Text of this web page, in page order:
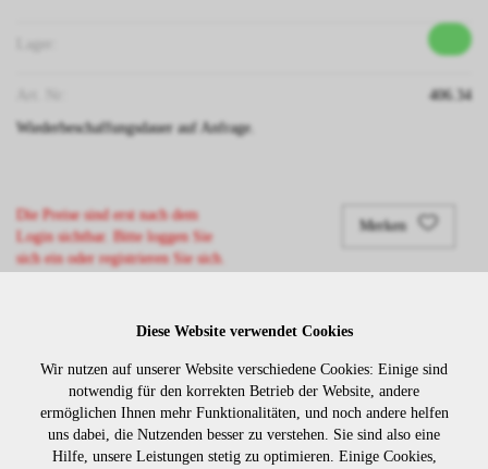
406.34
Wiederbeschaffungsdauer auf Anfrage.
Die Preise sind erst nach dem
Login sichtbar. Bitte loggen Sie
sich ein oder registrieren Sie sich.
Merken
BESCHREIBUNG
Majirel 6.34 Dunkelblond Gold Kupfer
Majirel ist eine hochwertige oxidative Haarfarbe von L'Oréal
Diese Website verwendet Cookies
Wir nutzen auf unserer Website verschiedene Cookies: Einige sind
notwendig für den korrekten Betrieb der Website, andere
ermöglichen Ihnen mehr Funktionalitäten, und noch andere helfen
uns dabei, die Nutzenden besser zu verstehen. Sie sind also eine
Hilfe, unsere Leistungen stetig zu optimieren. Einige Cookies,